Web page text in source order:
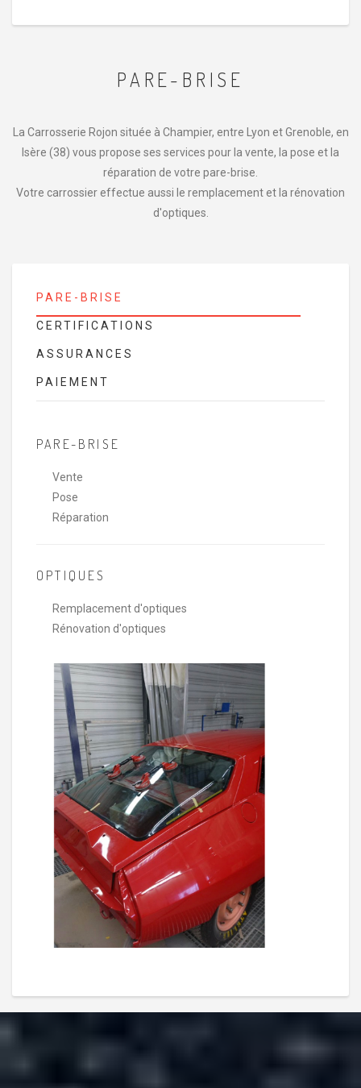
PARE-BRISE
La Carrosserie Rojon située à Champier, entre Lyon et Grenoble, en
Isère (38) vous propose ses services pour la vente, la pose et la
réparation de votre pare-brise.
Votre carrossier effectue aussi le remplacement et la rénovation
d'optiques.
PARE-BRISE
CERTIFICATIONS
ASSURANCES
PAIEMENT
PARE-BRISE
Vente
Pose
Réparation
OPTIQUES
Remplacement d'optiques
Rénovation d'optiques